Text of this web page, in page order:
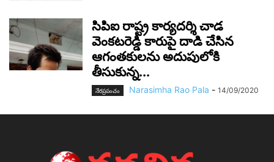
సిపిఐ రాష్ట్ర కార్యదర్శి చాడ
వెంకటరెడ్డి కారుపై దాడి చేసిన
ఆగంతకులను అదుపులోకి
తీసుకున్న...
నేర‌ప్ర‌పంచం Narasimha Rao Pala - 14/09/2020